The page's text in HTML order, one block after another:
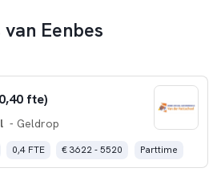
Eenbes
fte)
- Geldrop
0,4 FTE € 3622 - 5520 Parttime